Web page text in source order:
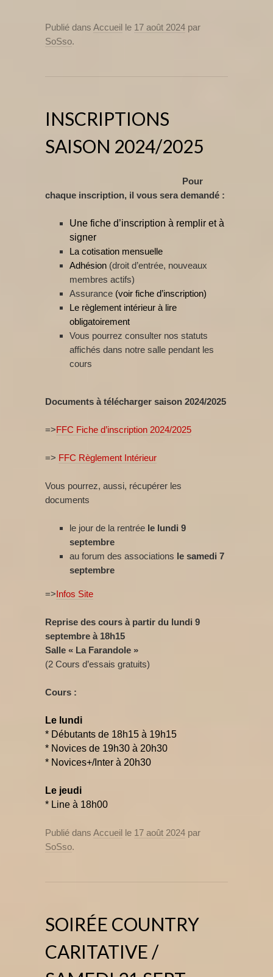
Publié dans Accueil le 17 août 2024 par
SoSso.
INSCRIPTIONS
SAISON 2024/2025
Pour
chaque inscription, il vous sera demandé :
Une fiche d’inscription à remplir et à
signer
La cotisation mensuelle
Adhésion (droit d’entrée, nouveaux
membres actifs)
Assurance (voir fiche d’inscription)
Le règlement intérieur à lire
obligatoirement
Vous pourrez consulter nos statuts
affichés dans notre salle pendant les
cours
Documents à télécharger saison 2024/2025
=>FFC Fiche d’inscription 2024/2025
=> FFC Règlement Intérieur
Vous pourrez, aussi, récupérer les
documents
le jour de la rentrée le lundi 9
septembre
au forum des associations le samedi 7
septembre
=>Infos Site
Reprise des cours à partir du lundi 9
septembre à 18h15
Salle « La Farandole »
(2 Cours d’essais gratuits)
Cours :
Le lundi
* Débutants de 18h15 à 19h15
* Novices de 19h30 à 20h30
* Novices+/Inter à 20h30
Le jeudi
* Line à 18h00
Publié dans Accueil le 17 août 2024 par
SoSso.
SOIRÉE COUNTRY
CARITATIVE /